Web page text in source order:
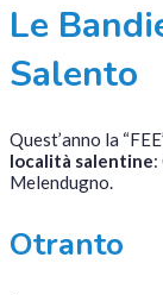
Le
Salento
Quest’anno la
località salentine:
Melendugno.
Otranto